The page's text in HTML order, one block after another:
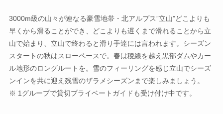
3000m級の山々が連なる豪雪地帯・北アルプス”立山”どこよりも
早くから滑ることができ、どこよりも遅くまで滑れることから立
山で始まり、立山で終わると滑り手達には言われます。シーズン
スタートの秋はスローペースで。春は稜線を越え黒部ダムやカー
ル地形のロングルートを。雪のフィーリングを感じ立山でシーズ
ンインを共に迎え残雪のザラメシーズンまで楽しみましょう。
※ 1グループで貸切プライベートガイドも受け付け中です。